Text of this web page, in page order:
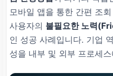
모바일 앱을 통한 간편 조
사용자의 불필요한 노력
인 성공 사례입니다. 기업
성을 내부 및 외부 프로세